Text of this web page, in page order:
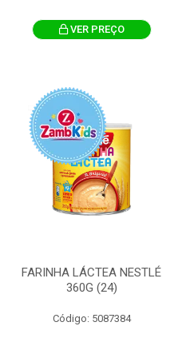
VER PREÇO
FARINHA LÁCTEA NESTLÉ
360G (24)
Código: 5087384